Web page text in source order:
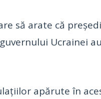
să arate că
Ucrainei
apărute în